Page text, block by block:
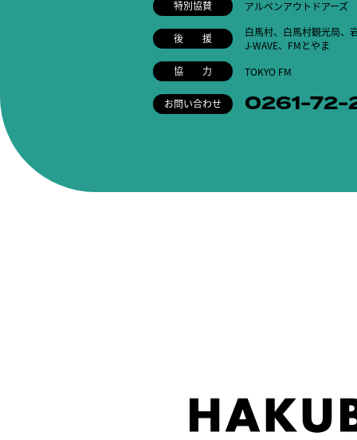
特別協賛 アルペンアウトドアーズ
後 援
白馬村、白馬村観光局、
J-WAVE、FMとやま
協 力
TOKYO FM
お問い合わせ 0261-72-